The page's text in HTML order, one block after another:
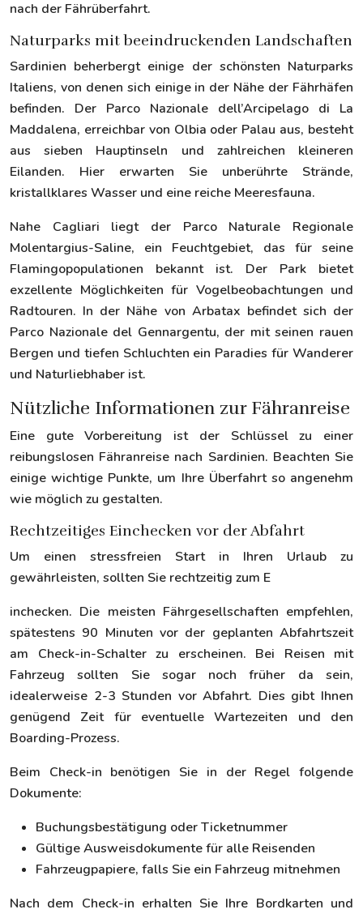
nach der Fährüberfahrt.
Naturparks mit beeindruckenden Landschaften
Sardinien beherbergt einige der schönsten Naturparks
Italiens, von denen sich einige in der Nähe der Fährhäfen
befinden. Der Parco Nazionale dell’Arcipelago di La
Maddalena, erreichbar von Olbia oder Palau aus, besteht
aus sieben Hauptinseln und zahlreichen kleineren
Eilanden. Hier erwarten Sie unberührte Strände,
kristallklares Wasser und eine reiche Meeresfauna.
Nahe Cagliari liegt der Parco Naturale Regionale
Molentargius-Saline, ein Feuchtgebiet, das für seine
Flamingopopulationen bekannt ist. Der Park bietet
exzellente Möglichkeiten für Vogelbeobachtungen und
Radtouren. In der Nähe von Arbatax befindet sich der
Parco Nazionale del Gennargentu, der mit seinen rauen
Bergen und tiefen Schluchten ein Paradies für Wanderer
und Naturliebhaber ist.
Nützliche Informationen zur Fähranreise
Eine gute Vorbereitung ist der Schlüssel zu einer
reibungslosen Fähranreise nach Sardinien. Beachten Sie
einige wichtige Punkte, um Ihre Überfahrt so angenehm
wie möglich zu gestalten.
Rechtzeitiges Einchecken vor der Abfahrt
Um einen stressfreien Start in Ihren Urlaub zu
gewährleisten, sollten Sie rechtzeitig zum E
inchecken. Die meisten Fährgesellschaften empfehlen,
spätestens 90 Minuten vor der geplanten Abfahrtszeit
am Check-in-Schalter zu erscheinen. Bei Reisen mit
Fahrzeug sollten Sie sogar noch früher da sein,
idealerweise 2-3 Stunden vor Abfahrt. Dies gibt Ihnen
genügend Zeit für eventuelle Wartezeiten und den
Boarding-Prozess.
Beim Check-in benötigen Sie in der Regel folgende
Dokumente:
Buchungsbestätigung oder Ticketnummer
Gültige Ausweisdokumente für alle Reisenden
Fahrzeugpapiere, falls Sie ein Fahrzeug mitnehmen
Nach dem Check-in erhalten Sie Ihre Bordkarten und